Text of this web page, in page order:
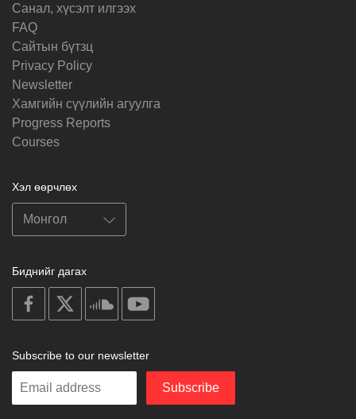
Санал, хүсэлт илгээх
FAQ
Cайтын бүтзц
Privacy Policy
Newsletter
Хамгийн сүүлийн агуулга
Progress Reports
Courses
Хэл өөрчлөх
Биднийг дагах
on
facebook
soundcloud
Subscribe to our newsletter
Enter
Subscribe